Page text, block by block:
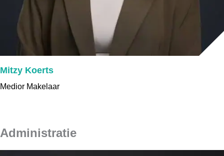
Mitzy Koerts
Medior Makelaar
Administratie